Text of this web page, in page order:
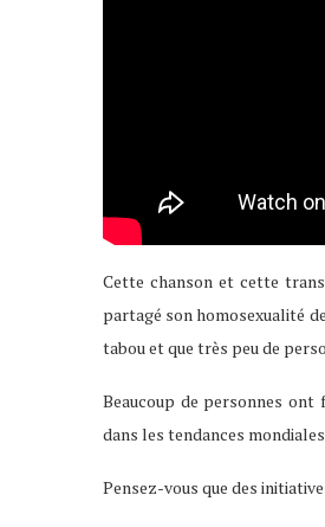
Cette chanson et cette
partagé son homosexualité
tabou et que très peu de
Beaucoup de personnes
dans les tendances
Pensez-vous que des